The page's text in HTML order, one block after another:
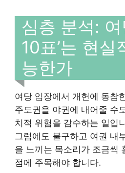
심층 분석: 여
10표’는 현실
능한가
여당 입장에서 개헌에 동참
주도권을 야권에 내어줄 수
치적 위험을 감수하는 일입
그럼에도 불구하고 여권 내
을 느끼는 목소리가 조금씩
점에 주목해야 합니다.